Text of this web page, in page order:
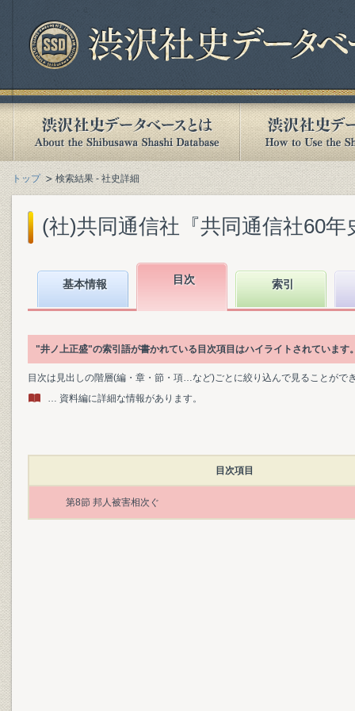
トップ 検索結果 - 社史詳細
(社)共同通信社『共同通信社60年
基本情報 目次 索引
"井ノ上正盛"の索引語が書かれている目次項目はハイライトされています
目次は見出しの階層(編・章・節・項…など)ごとに絞り込んで見ることがで
… 資料編に詳細な情報があります。
目次項目
第8節 邦人被害相次ぐ